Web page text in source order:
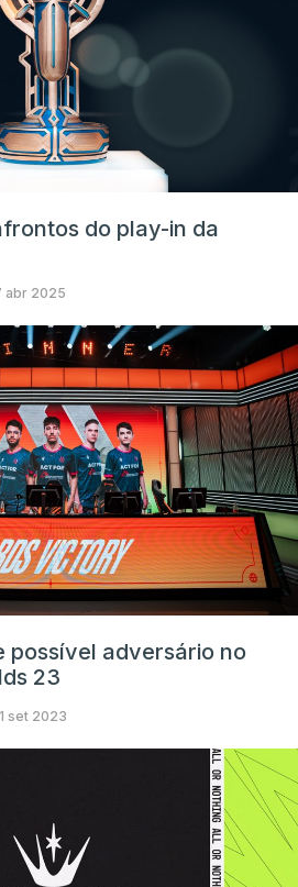
do play-in da
abr 2025
possível adversário no
23
set 2023